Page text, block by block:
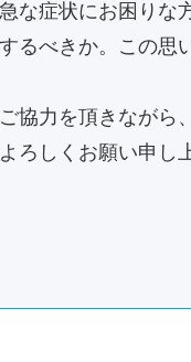
な症状にお困りな
るべきか。この思
協力を頂きながら
ろしくお願い申し